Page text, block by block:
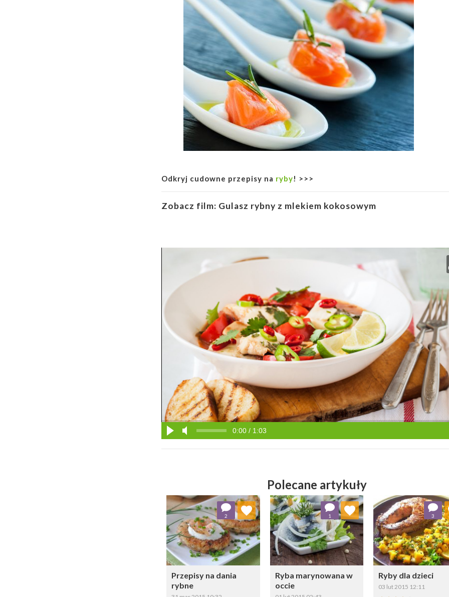
Odkryj cudowne przepisy na ryby! >>>
Zobacz film: Gulasz rybny z mlekiem kokosowym
0:00 / 1:03
Polecane artykuły
Przepisy na dania
rybne
2
Dodaj do ulubionych
Wybierz listę:
Ryba marynowana w
occie
1
Dodaj do ulubionych
Wybierz listę:
Ryby dla dzieci
03 lut 2015 12:11
3
Dodaj do
Wybierz